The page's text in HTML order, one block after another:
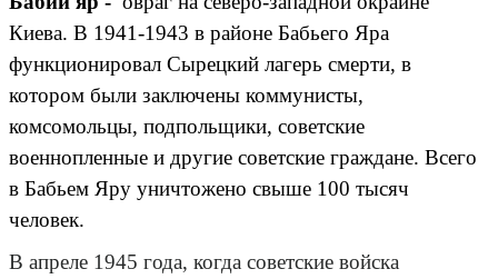
Киева. В 1941-1943 в районе Бабьего Яра
функционировал Сырецкий лагерь смерти, в
котором были заключены коммунисты,
комсомольцы, подпольщики, советские
военнопленные и другие советские граждане. Всего
в Бабьем Яру уничтожено свыше 100 тысяч
человек.
В апреле 1945 года, когда советские войска